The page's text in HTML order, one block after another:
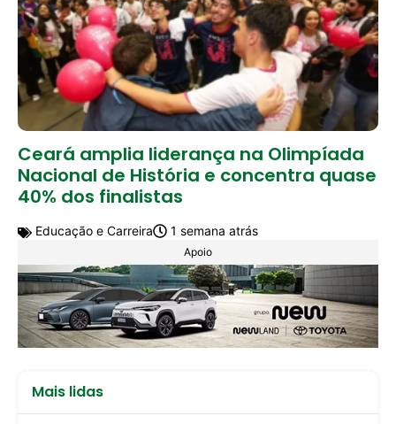
Ceará amplia liderança na Olimpíada
Nacional de História e concentra quase
40% dos finalistas
Educação e Carreira 1 semana atrás
Apoio
Mais lidas